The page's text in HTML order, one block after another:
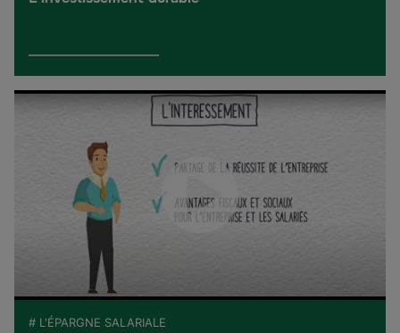
# L'ÉPARGNE SALARIALE